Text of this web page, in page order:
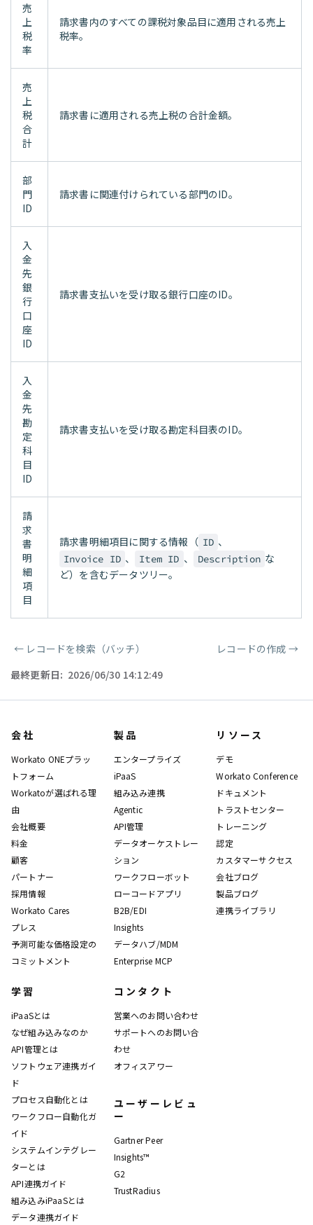
売
上
税
率
請求書内のすべての課税対象品目に適用される売上
税率。
売
上
税
合
計
請求書に適用される売上税の合計金額。
部
門
ID
請求書に関連付けられている部門のID。
入
金
先
銀
行
口
座
ID
請求書支払いを受け取る銀行口座のID。
入
金
先
勘
定
科
目
ID
請求書支払いを受け取る勘定科目表のID。
請
求
書
明
細
項
目
請求書明細項目に関する情報（ ID 、
Invoice ID 、 Item ID 、 Description な
ど）を含むデータツリー。
ページャー
← レコードを検索（バッチ） レコードの作成 →
最終更新日: 2026/06/30 14:12:49
会社
Workato ONEプラッ
トフォーム
Workatoが選ばれる理
由
会社概要
料金
顧客
パートナー
採用情報
Workato Cares
プレス
予測可能な価格設定の
コミットメント
製品
エンタープライズ
iPaaS
組み込み連携
Agentic
API管理
データオーケストレー
ション
ワークフローボット
ローコードアプリ
B2B/EDI
Insights
データハブ/MDM
Enterprise MCP
リソース
デモ
Workato Conference
ドキュメント
トラストセンター
トレーニング
認定
カスタマーサクセス
会社ブログ
製品ブログ
連携ライブラリ
学習
iPaaSとは
なぜ組み込みなのか
API管理とは
ソフトウェア連携ガイ
ド
プロセス自動化とは
ワークフロー自動化ガ
イド
システムインテグレー
ターとは
API連携ガイド
組み込みiPaaSとは
データ連携ガイド
コンタクト
営業へのお問い合わせ
サポートへのお問い合
わせ
オフィスアワー
ユーザーレビュ
ー
Gartner Peer
Insights™
G2
TrustRadius